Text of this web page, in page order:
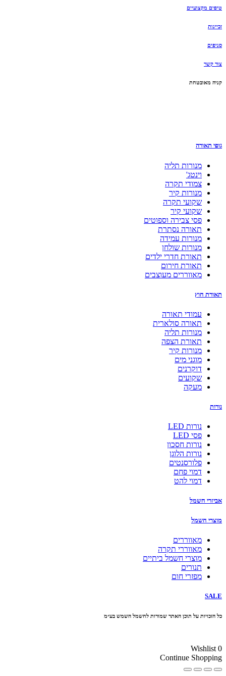
טיפים מקצועיים
זכיינות
סניפים
צור קשר
קניה מאובטחת
גופי תאורה
מנורות תליה
וינטג'
צמודי תקרה
מנורות קיר
שקועי תקרה
שקועי קיר
פסי צבירה וספוטים
תאורה נסתרת
מנורות עמידה
מנורות שולחן
תאורת חדרי ילדים
תאורת חירום
מאווררים מעוצבים
תאורת חוץ
עמודי תאורה
תאורה סולארית
מנורות תליה
תאורת הצפה
מנורות קיר
מוגני מים
דוקרנים
שקועים
מעקה
נורות
נורות LED
פסי LED
נורות חסכון
נורות הלוגן
פלורסנטים
דמוי פחם
דמוי להט
אביזרי חשמל
מוצרי חשמל
מאווררים
מאווררי תקרה
מוצרי חשמל ביתיים
תנורים
מפזרי חום
SALE
כל הזכויות על תוכן האתר שמורות לחשמל השמש בע״מ
Wishlist 0
Continue Shopping